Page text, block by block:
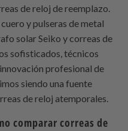
de reloj de reemplazo.
y pulseras de metal
solar Seiko y correas de
sofisticados, técnicos
profesional de
siendo una fuente
de reloj atemporales.
comparar correas de